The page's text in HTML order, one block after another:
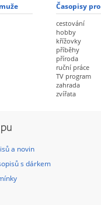
Časopisy
cestování
hobby
křížovky
příběhy
příroda
ruční práce
TV program
zahrada
zvířata
a novin
s dárkem